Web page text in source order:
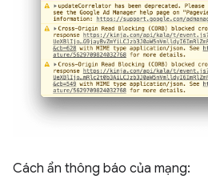
Cách ẩn thông báo của mạng: